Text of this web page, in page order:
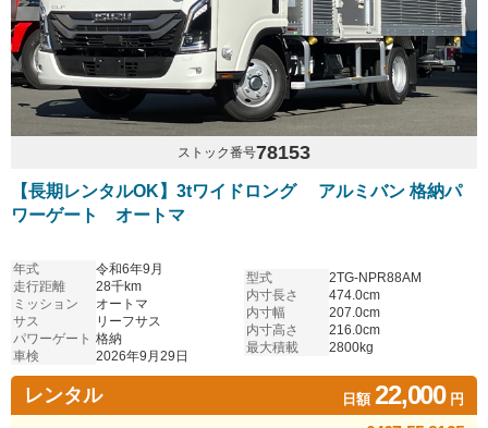
ストック番号78153
【長期レンタルOK】3tワイドロング アルミバン 格納パ
ワーゲート オートマ
年式
令和6年9月
走行距離
28千km
ミッション
オートマ
サス
リーフサス
パワーゲート 格納
車検
2026年9月29日
型式
2TG-NPR88AM
内寸長さ
474.0cm
内寸幅
207.0cm
内寸高さ
216.0cm
最大積載
2800kg
レンタル 日額22,000円